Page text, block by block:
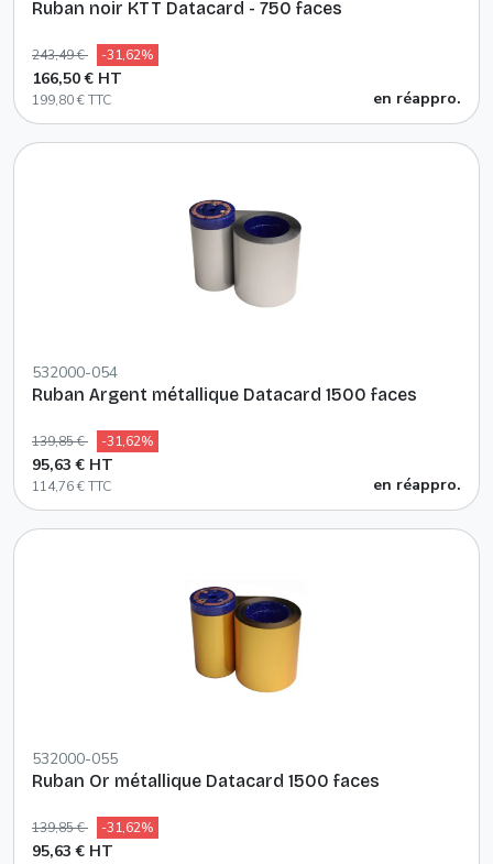
Ruban noir KTT Datacard - 750 faces
243,49 € -31,62%
166,50 € HT
199,80 € TTC en réappro.
532000-054
Ruban Argent métallique Datacard 1500 faces
139,85 € -31,62%
95,63 € HT
114,76 € TTC en réappro.
532000-055
Ruban Or métallique Datacard 1500 faces
139,85 € -31,62%
95,63 € HT